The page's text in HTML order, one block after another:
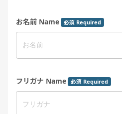
お名前 Name 必須 Required
フリガナ Name 必須 Required